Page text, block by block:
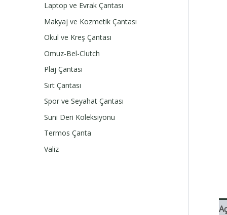
Laptop ve Evrak Çantası
Makyaj ve Kozmetik Çantası
Okul ve Kreş Çantası
Omuz-Bel-Clutch
Plaj Çantası
Sırt Çantası
Spor ve Seyahat Çantası
Suni Deri Koleksiyonu
Termos Çanta
Valiz